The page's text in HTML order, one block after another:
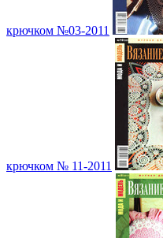
крючком №03-2011
крючком № 11-2011